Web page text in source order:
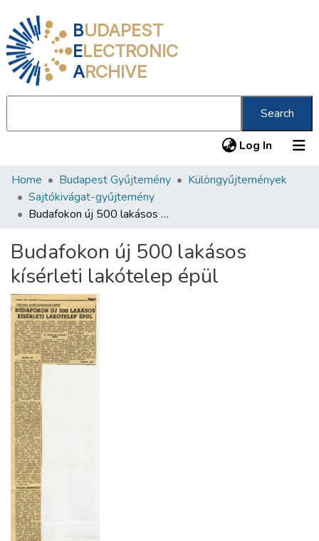
BUDAPEST
ELECTRONIC
ARCHIVE
Search
Log In (current)
Communities & Collections
All of DSpace
About us
Home Budapest Gyűjtemény
Különgyűjtemények
Sajtókivágat-gyűjtemény
Budafokon új 500 lakásos kísérleti lakótelep épül
Budafokon új 500 lakásos
kísérleti lakótelep épül